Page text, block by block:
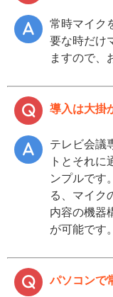
常時マイク
要な時だけ
ますので、
導入は大掛
テレビ会
トとそれに
ンプルです
る、マイク
内容の機器
が可能です。
パソコンで